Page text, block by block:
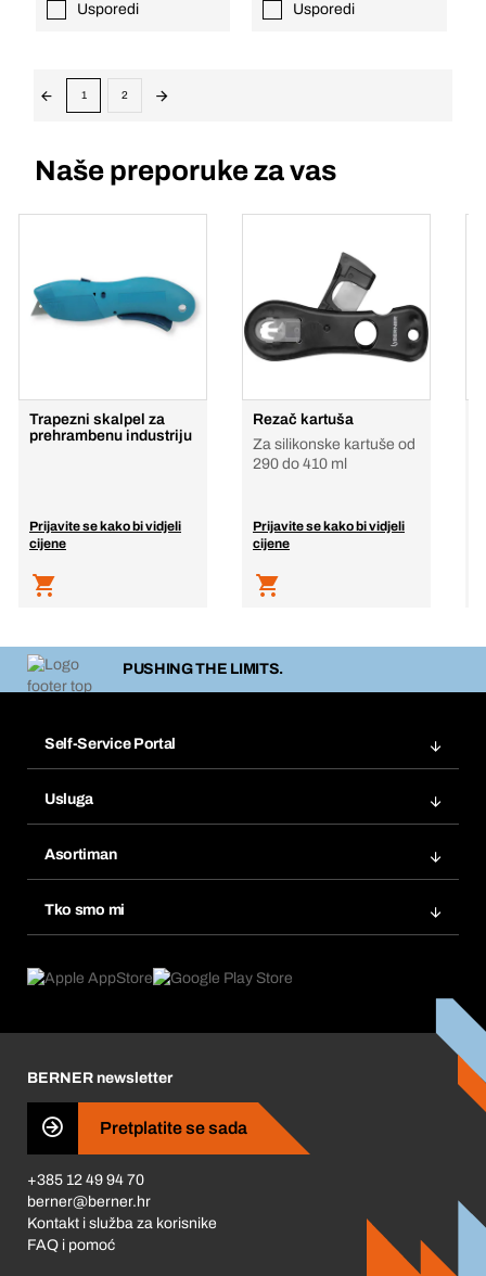
Usporedi Usporedi
1 2
Naše preporuke za vas
Trapezni skalpel za
prehrambenu industriju
Prijavite se kako bi vidjeli
cijene
Rezač kartuša
Za silikonske kartuše od
290 do 410 ml
Prijavite se kako bi vidjeli
cijene
PUSHING THE LIMITS.
Self-Service Portal
Popisi želja
Ponovno naručivanje
Pretplate
Usluga
Tražitelji proizvoda
Asortiman
Tko smo mi
Što nas pokreće
Business Conduct
BERNER newsletter
Pretplatite se sada
+385 12 49 94 70
berner@berner.hr
Kontakt i služba za korisnike
FAQ i pomoć